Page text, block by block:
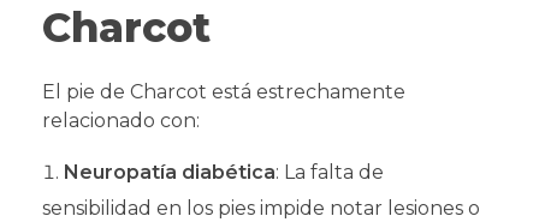
Charcot
El pie de Charcot está estrechamente
relacionado con:
Neuropatía diabética: La falta de
sensibilidad en los pies impide notar lesiones o